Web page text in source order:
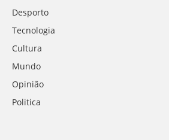
Desporto
Tecnologia
Cultura
Mundo
Opinião
Politica